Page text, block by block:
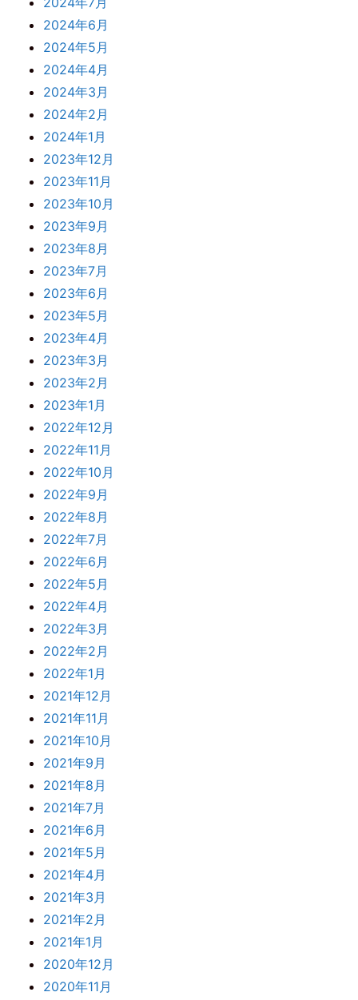
2024年6月
2024年5月
2024年4月
2024年3月
2024年2月
2024年1月
2023年12月
2023年11月
2023年10月
2023年9月
2023年8月
2023年7月
2023年6月
2023年5月
2023年4月
2023年3月
2023年2月
2023年1月
2022年12月
2022年11月
2022年10月
2022年9月
2022年8月
2022年7月
2022年6月
2022年5月
2022年4月
2022年3月
2022年2月
2022年1月
2021年12月
2021年11月
2021年10月
2021年9月
2021年8月
2021年7月
2021年6月
2021年5月
2021年4月
2021年3月
2021年2月
2021年1月
2020年12月
2020年11月